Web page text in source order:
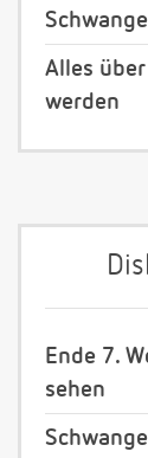
Alles
werden
Ende 7.
sehen